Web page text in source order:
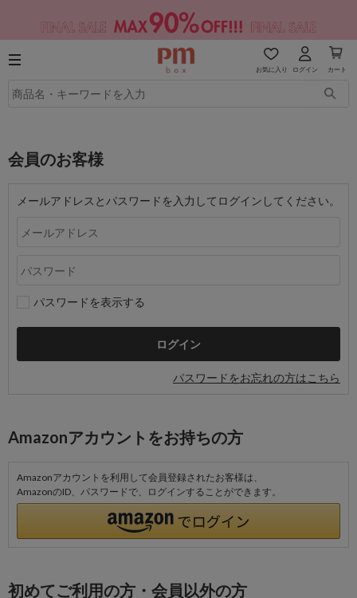
お気に入り ログイン カート
会員のお客様
メールアドレスとパスワードを入力してログインしてください。
パスワードを表示する
パスワードをお忘れの方はこちら
Amazonアカウントをお持ちの方
Amazonアカウントを利用して会員登録されたお客様は、
AmazonのID、パスワードで、ログインすることができます。
初めてご利用の方・会員以外の方